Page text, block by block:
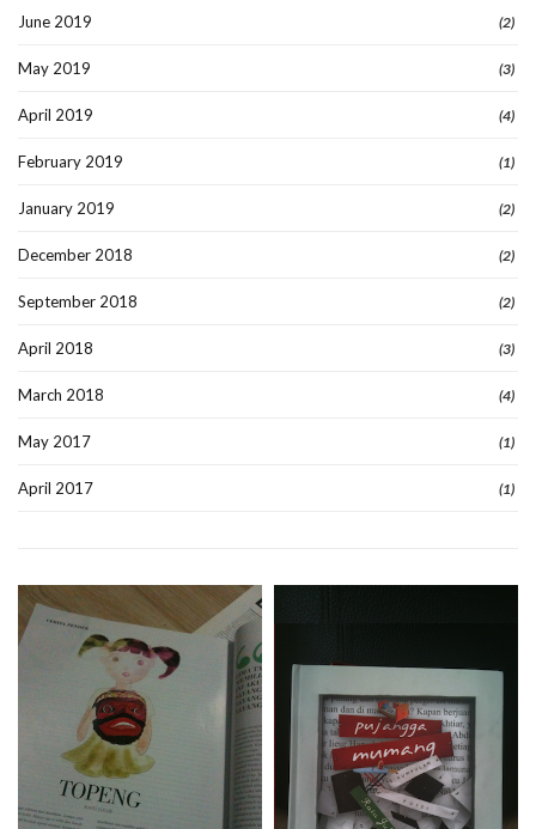
June 2019 (2)
May 2019 (3)
April 2019 (4)
February 2019 (1)
January 2019 (2)
December 2018 (2)
September 2018 (2)
April 2018 (3)
March 2018 (4)
May 2017 (1)
April 2017 (1)